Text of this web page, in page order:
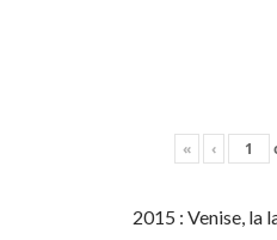
« ‹
2015 : Venise, la